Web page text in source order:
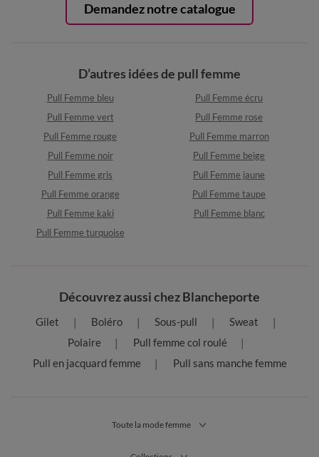
Demandez notre catalogue
D’autres idées de pull femme
Pull Femme bleu
Pull Femme écru
Pull Femme vert
Pull Femme rose
Pull Femme rouge
Pull Femme marron
Pull Femme noir
Pull Femme beige
Pull Femme gris
Pull Femme jaune
Pull Femme orange
Pull Femme taupe
Pull Femme kaki
Pull Femme blanc
Pull Femme turquoise
Découvrez aussi chez Blancheporte
Gilet Boléro Sous-pull
Sweat
Polaire
Pull femme col roulé
Pull en jacquard femme
Pull sans manche femme
Toute la mode femme